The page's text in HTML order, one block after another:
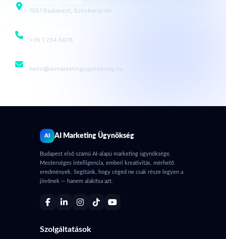
1051 Budapest, Széchenyi tér
+36 1 234 5678
hello@aimarketingugynokseg.hu
AI AI Marketing Ügynökség
Budapest első számú AI-alapú marketing ügynöksége.
Mesterséges intelligencia, emberi kreativitás, mérhető
eredmények. Segítünk, hogy céged ne csak része legyen a
jövőnek — hanem alakítsa azt.
Szolgáltatások